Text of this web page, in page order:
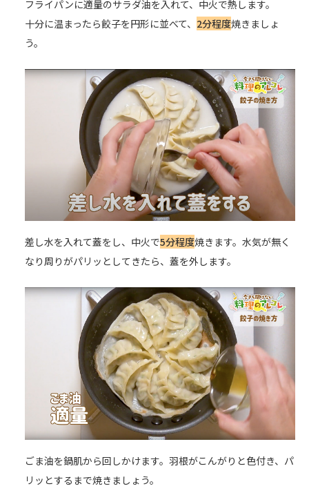
フライパンに適量のサラダ油を入れて、中火で熱します。
十分に温まったら餃子を円形に並べて、 2分程度焼きましょ
う。
差し水を入れて蓋をし、中火で5分程度焼きます。水気が無く
なり周りがパリッとしてきたら、蓋を外します。
ごま油を鍋肌から回しかけます。羽根がこんがりと色付き、パ
リッとするまで焼きましょう。